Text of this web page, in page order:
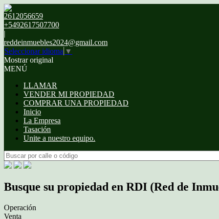
2612056659
+5492617507700
|
reddeinmuebles2024@gmail.com
Seleccionar idioma ▼
Mostrar original
MENÚ
LLAMAR
VENDER MI PROPIEDAD
COMPRAR UNA PROPIEDAD
Inicio
La Empresa
Tasación
Unite a nuestro equipo.
Busque su propiedad en RDI (Red de
Operación
Venta